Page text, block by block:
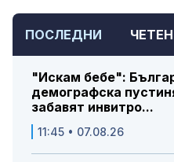
ПОСЛЕДНИ
"Искам бебе":
демографска
забавят инвитро...
11:45 • 07.08.26